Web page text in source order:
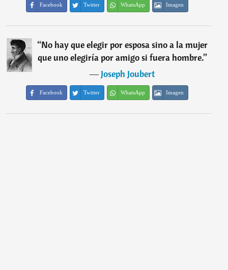
Facebook Twitter WhatsApp Imagen
“No hay que elegir por esposa sino a la mujer
que uno elegiría por amigo si fuera hombre.”
―Joseph Joubert
Facebook Twitter WhatsApp Imagen